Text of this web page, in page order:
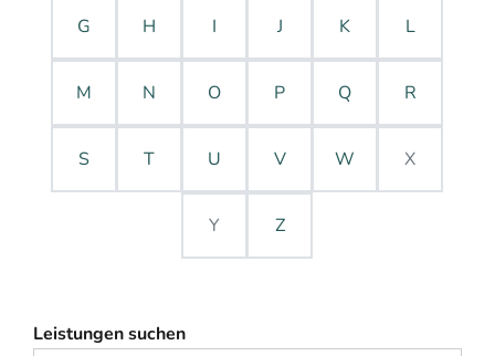
G H I J K L
M N O P Q R
S T U V W X
Y Z
Leistungen suchen